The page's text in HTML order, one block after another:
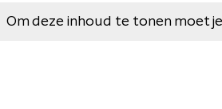
Om deze inhoud te tonen moet je